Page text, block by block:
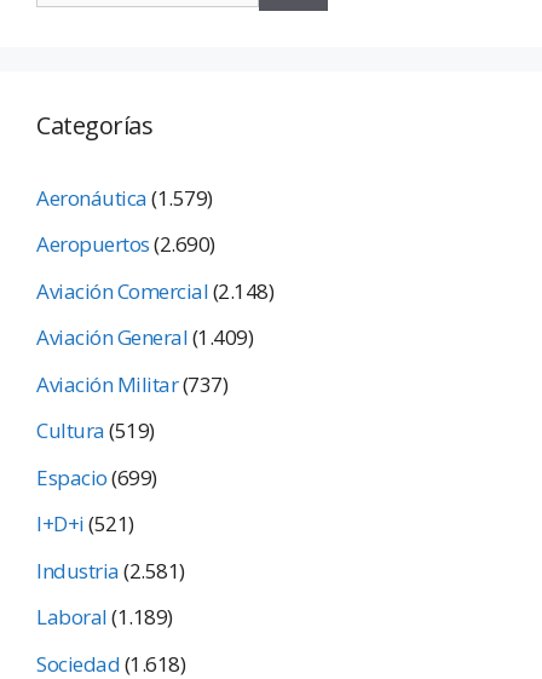
Categorías
Aeronáutica(1.579)
Aeropuertos(2.690)
Aviación Comercial(2.148)
Aviación General(1.409)
Aviación Militar(737)
Cultura(519)
Espacio(699)
I+D+i(521)
Industria(2.581)
Laboral(1.189)
Sociedad(1.618)